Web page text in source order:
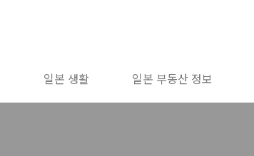
일본 생활 일본 부동산 정보